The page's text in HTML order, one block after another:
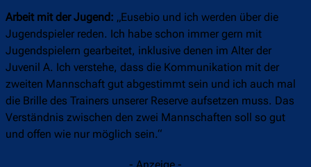
Arbeit mit der Jugend: „Eusebio und ich werden über die
Jugendspieler reden. Ich habe schon immer gern mit
Jugendspielern gearbeitet, inklusive denen im Alter der
Juvenil A. Ich verstehe, dass die Kommunikation mit der
zweiten Mannschaft gut abgestimmt sein und ich auch mal
die Brille des Trainers unserer Reserve aufsetzen muss. Das
Verständnis zwischen den zwei Mannschaften soll so gut
und offen wie nur möglich sein.“